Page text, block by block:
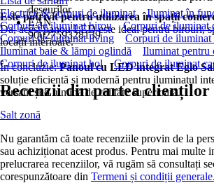
deșeurilor
EAN
9002759328139
Este potrivit pentru utilizarea în spații
Da, acest panou LED este ideal pentru birouri,
locații interioare.
În concluzie:Panoul cu LED integrat Eglo
soluție eficientă și modernă pentru iluminatul
versatil și o lumină de calitate superioară.
Electrice & corpuri de iluminat
Iluminat în
Corpuri de iluminat birou
Corpuri de iluminat
Corpuri de iluminat living
Corpuri de iluminat
Iluminat baie & lămpi oglindă
Iluminat pentru
Corpuri de iluminat hol
Corpuri de iluminat
Recenzii din partea clienților
Salt zonă
Nu garantăm că toate recenziile provin de la
sau achiziționat acest produs. Pentru mai multe
prelucrarea recenziilor, vă rugăm să consultați
corespunzătoare din Termeni și condiții generale.